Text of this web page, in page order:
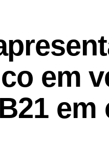
em